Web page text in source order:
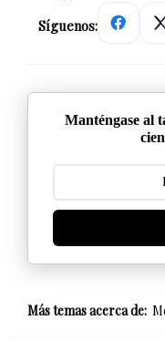
Síguenos:
Manténgase al
Más temas acerca de: